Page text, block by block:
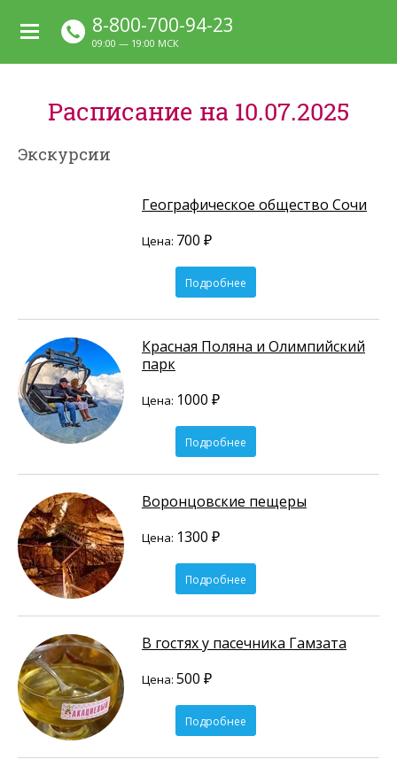
8-800-700-94-23
09:00 — 19:00 МСК
Расписание на 10.07.2025
Экскурсии
Географическое общество Сочи
Цена: 700 ₽
Подробнее
Красная Поляна и Олимпийский
парк
Цена: 1000 ₽
Подробнее
Воронцовские пещеры
Цена: 1300 ₽
Подробнее
В гостях у пасечника Гамзата
Цена: 500 ₽
Подробнее